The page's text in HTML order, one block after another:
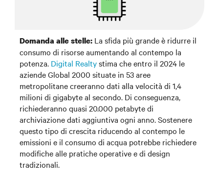
Domanda alle stelle: La sfida più grande è ridurre il
consumo di risorse aumentando al contempo la
potenza. Digital Realtystima che entro il 2024 le
aziende Global 2000 situate in 53 aree
metropolitane creeranno dati alla velocità di 1,4
milioni di gigabyte al secondo. Di conseguenza,
richiederanno quasi 20.000 petabyte di
archiviazione dati aggiuntiva ogni anno. Sostenere
questo tipo di crescita riducendo al contempo le
emissioni e il consumo di acqua potrebbe richiedere
modifiche alle pratiche operative e di design
tradizionali.